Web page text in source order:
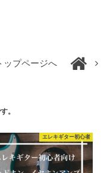
ップページへ
。
エレキギター初心者